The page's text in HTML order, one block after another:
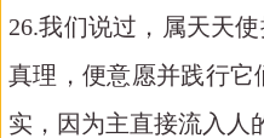
26.我们说过，属天天
真理，便意愿并践行
实，因为主直接流入人